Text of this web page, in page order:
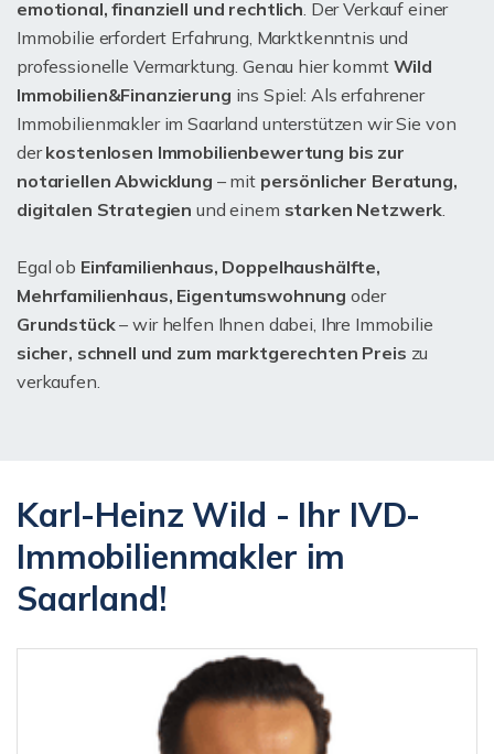
emotional, finanziell und rechtlich. Der Verkauf einer
Immobilie erfordert Erfahrung, Marktkenntnis und
professionelle Vermarktung. Genau hier kommt Wild
Immobilien&Finanzierung ins Spiel: Als erfahrener
Immobilienmakler im Saarland unterstützen wir Sie von
derkostenlosen Immobilienbewertung bis zur
notariellen Abwicklung – mit persönlicher Beratung,
digitalen Strategien und einem starken Netzwerk.
Egal ob Einfamilienhaus, Doppelhaushälfte,
Mehrfamilienhaus, Eigentumswohnung oder
Grundstück– wir helfen Ihnen dabei, Ihre Immobilie
sicher, schnell und zum marktgerechten Preis zu
verkaufen.
Karl-Heinz Wild - Ihr IVD-
Immobilienmakler im
Saarland!